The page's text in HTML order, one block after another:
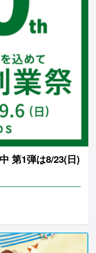
第1弾は8/23(日)